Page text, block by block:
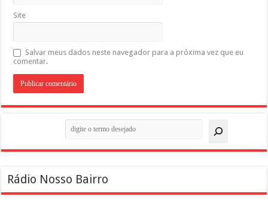
Site
Salvar meus dados neste navegador para a próxima vez que eu
comentar.
Rádio Nosso Bairro